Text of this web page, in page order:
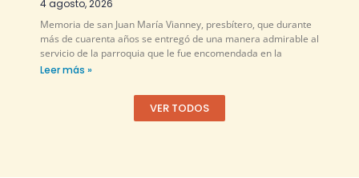
4 agosto, 2026
Memoria de san Juan María Vianney, presbítero, que durante
más de cuarenta años se entregó de una manera admirable al
servicio de la parroquia que le fue encomendada en la
Leer más »
VER TODOS